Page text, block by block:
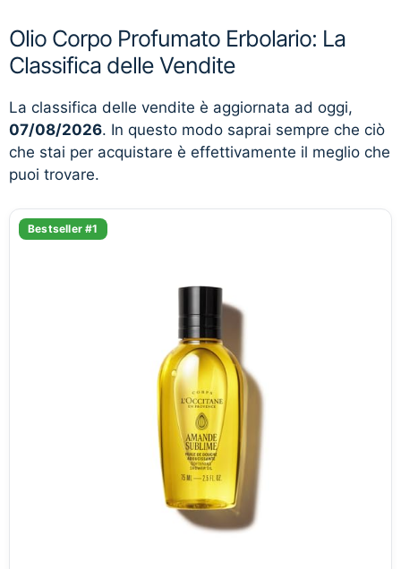
Olio Corpo Profumato Erbolario: La
Classifica delle Vendite
La classifica delle vendite è aggiornata ad oggi,
07/08/2026. In questo modo saprai sempre che ciò
che stai per acquistare è effettivamente il meglio che
puoi trovare.
Bestseller #1